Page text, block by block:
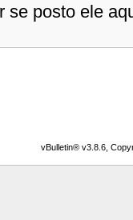
se posto ele
vBulletin® v3.8.6,